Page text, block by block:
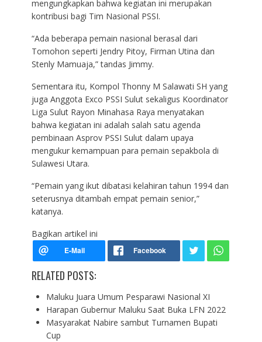
mengungkapkan bahwa kegiatan ini merupakan
kontribusi bagi Tim Nasional PSSI.
“Ada beberapa pemain nasional berasal dari
Tomohon seperti Jendry Pitoy, Firman Utina dan
Stenly Mamuaja,” tandas Jimmy.
Sementara itu, Kompol Thonny M Salawati SH yang
juga Anggota Exco PSSI Sulut sekaligus Koordinator
Liga Sulut Rayon Minahasa Raya menyatakan
bahwa kegiatan ini adalah salah satu agenda
pembinaan Asprov PSSI Sulut dalam upaya
mengukur kemampuan para pemain sepakbola di
Sulawesi Utara.
“Pemain yang ikut dibatasi kelahiran tahun 1994 dan
seterusnya ditambah empat pemain senior,”
katanya.
Bagikan artikel ini
RELATED POSTS:
Maluku Juara Umum Pesparawi Nasional XI
Harapan Gubernur Maluku Saat Buka LFN 2022
Masyarakat Nabire sambut Turnamen Bupati
Cup